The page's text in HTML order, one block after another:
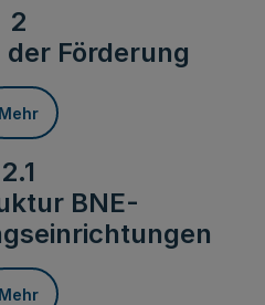
2
Förderung
Mehr
2.1
BNE-
Mehr